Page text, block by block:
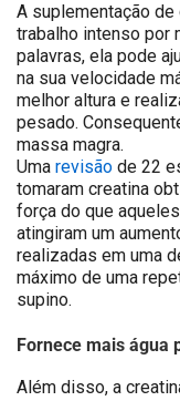
A suplementação
trabalho intenso por
palavras, ela pode
na sua velocidade
melhor altura e
pesado.
massa magra.
Uma revisão de 22
tomaram creatina
força do que
atingiram um
realizadas em uma
máximo de uma
supino.
Fornece mais água
Além disso, a